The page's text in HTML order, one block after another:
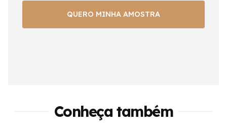
Conheça também